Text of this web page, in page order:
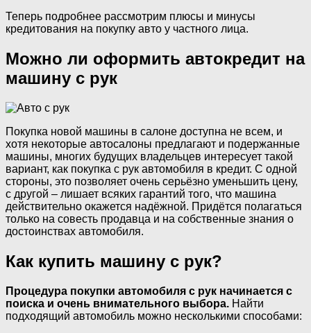
Теперь подробнее рассмотрим плюсы и минусы
кредитования на покупку авто у частного лица.
Можно ли оформить автокредит на
машину с рук
Покупка новой машины в салоне доступна не всем, и
хотя некоторые автосалоны предлагают и подержанные
машины, многих будущих владельцев интересует такой
вариант, как покупка с рук автомобиля в кредит. С одной
стороны, это позволяет очень серьёзно уменьшить цену,
с другой – лишает всяких гарантий того, что машина
действительно окажется надёжной. Придётся полагаться
только на совесть продавца и на собственные знания о
достоинствах автомобиля.
Как купить машину с рук?
Процедура покупки автомобиля с рук начинается с
поиска и очень внимательного выбора. Найти
подходящий автомобиль можно несколькими способами: